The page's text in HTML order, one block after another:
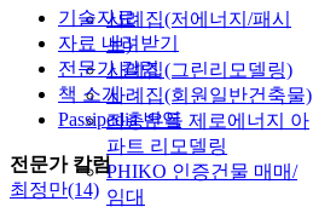
사례집(저에너지/패시
브)
사례집(그린리모델링)
사례집(회원일반건축물)
좌충우돌 제로에너지 아
파트 리모델링
PHIKO 인증건물 매매/
임대
기술자료
자료 내려받기
전문가 칼럼
책 소개
Passipedia 번역
전문가 칼럼
최정만(14)